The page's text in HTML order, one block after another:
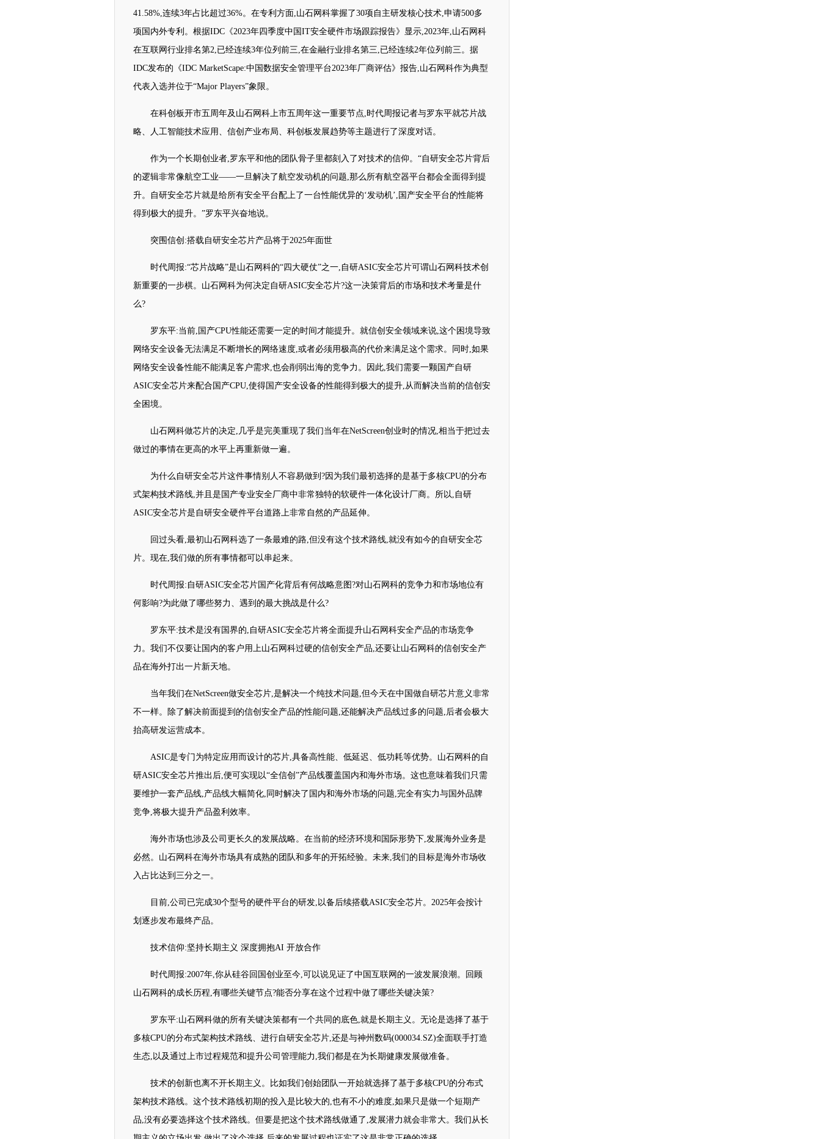
41.58%,连续3年占比超过36%。在专利方面,山石网科掌握了30项自主研发核心技术,申请500多
项国内外专利。根据IDC《2023年四季度中国IT安全硬件市场跟踪报告》显示,2023年,山石网科
在互联网行业排名第2,已经连续3年位列前三,在金融行业排名第三,已经连续2年位列前三。据
IDC发布的《IDC MarketScape:中国数据安全管理平台2023年厂商评估》报告,山石网科作为典型
代表入选并位于“Major Players”象限。
在科创板开市五周年及山石网科上市五周年这一重要节点,时代周报记者与罗东平就芯片战
略、人工智能技术应用、信创产业布局、科创板发展趋势等主题进行了深度对话。
作为一个长期创业者,罗东平和他的团队骨子里都刻入了对技术的信仰。“自研安全芯片背后
的逻辑非常像航空工业——一旦解决了航空发动机的问题,那么所有航空器平台都会全面得到提
升。自研安全芯片就是给所有安全平台配上了一台性能优异的‘发动机’,国产安全平台的性能将
得到极大的提升。”罗东平兴奋地说。
突围信创:搭载自研安全芯片产品将于2025年面世
时代周报:“芯片战略”是山石网科的“四大硬仗”之一,自研ASIC安全芯片可谓山石网科技术创
新重要的一步棋。山石网科为何决定自研ASIC安全芯片?这一决策背后的市场和技术考量是什
么?
罗东平:当前,国产CPU性能还需要一定的时间才能提升。就信创安全领域来说,这个困境导致
网络安全设备无法满足不断增长的网络速度,或者必须用极高的代价来满足这个需求。同时,如果
网络安全设备性能不能满足客户需求,也会削弱出海的竞争力。因此,我们需要一颗国产自研
ASIC安全芯片来配合国产CPU,使得国产安全设备的性能得到极大的提升,从而解决当前的信创安
全困境。
山石网科做芯片的决定,几乎是完美重现了我们当年在NetScreen创业时的情况,相当于把过去
做过的事情在更高的水平上再重新做一遍。
为什么自研安全芯片这件事情别人不容易做到?因为我们最初选择的是基于多核CPU的分布
式架构技术路线,并且是国产专业安全厂商中非常独特的软硬件一体化设计厂商。所以,自研
ASIC安全芯片是自研安全硬件平台道路上非常自然的产品延伸。
回过头看,最初山石网科选了一条最难的路,但没有这个技术路线,就没有如今的自研安全芯
片。现在,我们做的所有事情都可以串起来。
时代周报:自研ASIC安全芯片国产化背后有何战略意图?对山石网科的竞争力和市场地位有
何影响?为此做了哪些努力、遇到的最大挑战是什么?
罗东平:技术是没有国界的,自研ASIC安全芯片将全面提升山石网科安全产品的市场竞争
力。我们不仅要让国内的客户用上山石网科过硬的信创安全产品,还要让山石网科的信创安全产
品在海外打出一片新天地。
当年我们在NetScreen做安全芯片,是解决一个纯技术问题,但今天在中国做自研芯片意义非常
不一样。除了解决前面提到的信创安全产品的性能问题,还能解决产品线过多的问题,后者会极大
抬高研发运营成本。
ASIC是专门为特定应用而设计的芯片,具备高性能、低延迟、低功耗等优势。山石网科的自
研ASIC安全芯片推出后,便可实现以“全信创”产品线覆盖国内和海外市场。这也意味着我们只需
要维护一套产品线,产品线大幅简化,同时解决了国内和海外市场的问题,完全有实力与国外品牌
竞争,将极大提升产品盈利效率。
海外市场也涉及公司更长久的发展战略。在当前的经济环境和国际形势下,发展海外业务是
必然。山石网科在海外市场具有成熟的团队和多年的开拓经验。未来,我们的目标是海外市场收
入占比达到三分之一。
目前,公司已完成30个型号的硬件平台的研发,以备后续搭载ASIC安全芯片。2025年会按计
划逐步发布最终产品。
技术信仰:坚持长期主义 深度拥抱AI 开放合作
时代周报:2007年,你从硅谷回国创业至今,可以说见证了中国互联网的一波发展浪潮。回顾
山石网科的成长历程,有哪些关键节点?能否分享在这个过程中做了哪些关键决策?
罗东平:山石网科做的所有关键决策都有一个共同的底色,就是长期主义。无论是选择了基于
多核CPU的分布式架构技术路线、进行自研安全芯片,还是与神州数码(000034.SZ)全面联手打造
生态,以及通过上市过程规范和提升公司管理能力,我们都是在为长期健康发展做准备。
技术的创新也离不开长期主义。比如我们创始团队一开始就选择了基于多核CPU的分布式
架构技术路线。这个技术路线初期的投入是比较大的,也有不小的难度,如果只是做一个短期产
品,没有必要选择这个技术路线。但要是把这个技术路线做通了,发展潜力就会非常大。我们从长